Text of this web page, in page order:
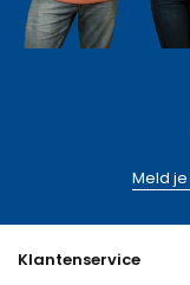
Meld
Klantenservice